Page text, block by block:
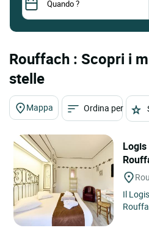
Rouffach : Scopri i
stelle
Mappa Ordina per
Il